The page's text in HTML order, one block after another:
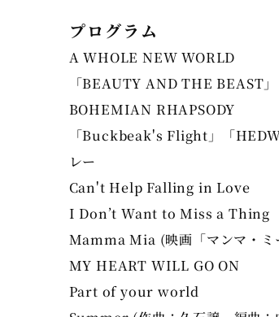
プログラム
A WHOLE NEW WORLD
「BEAUTY AND THE BEAST
BOHEMIAN RHAPSODY
「Buckbeak's Flight」「
レー
Can't Help Falling in Love
I Don’t Want to Miss a Thing
Mamma Mia (映画「マンマ・ミ
MY HEART WILL GO ON
Part of your world